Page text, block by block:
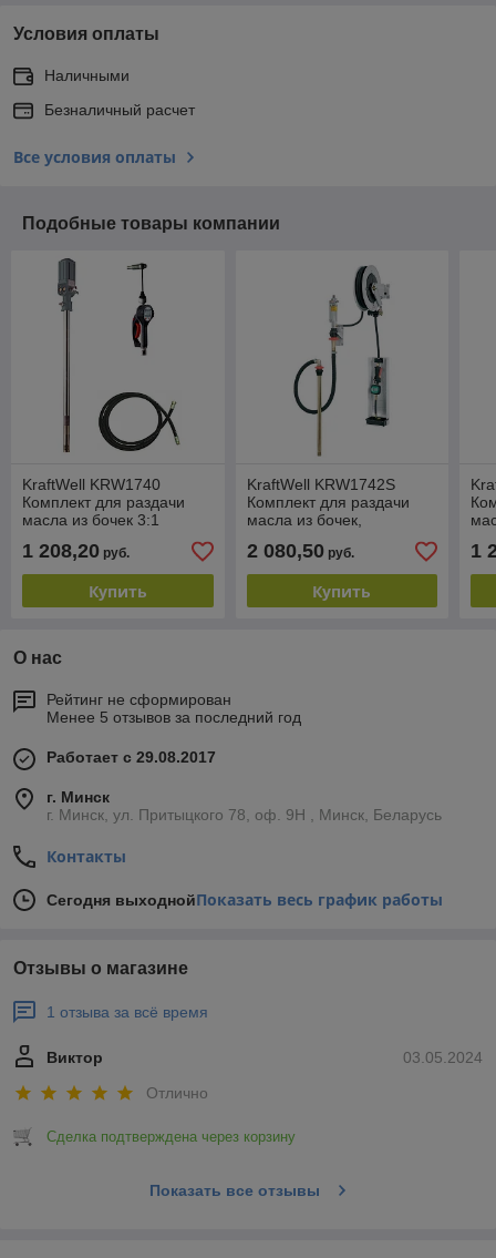
Условия оплаты
Наличными
Безналичный расчет
Все условия оплаты
Подобные товары компании
KraftWell KRW1740
Комплект для раздачи
масла из бочек 3:1
1 208,20 руб.
Купить
KraftWell KRW1742S
Комплект для раздачи
масла из бочек,
2 080,50руб.
Купить
1
О нас
Рейтинг не сформирован
Менее 5 отзывов за последний год
Работает с 29.08.2017
г. Минск
г. Минск, ул. Притыцкого 78, оф. 9Н , Минск, Беларусь
Контакты
Сегодня выходнойПоказать весь график работы
Отзывы о магазине
1 отзыва за всё время
03.05.2024
Виктор
Отлично
Сделка подтверждена через корзину
Показать все отзывы